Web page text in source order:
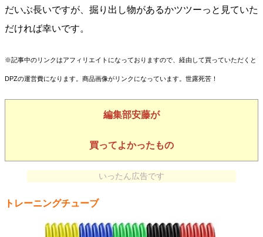
だいぶ長いですが、掘り出し物があるかツツーっと見ていた
だければ幸いです。
※記事中のリンクはアフィリエイトになっておりますので、経由して買っていただくと
DPZの運営費になります。商品画像がリンクになっています。世露死苦！
編集部安藤が
買ってよかったもの
いったん広告です
トレーニングチューブ